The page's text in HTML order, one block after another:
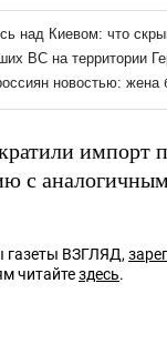
импорт
с
газеты ВЗГЛЯД,
читайтездесь.